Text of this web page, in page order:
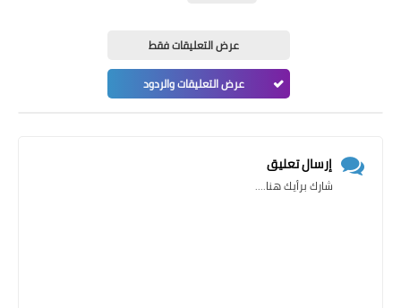
عرض التعليقات فقط
عرض التعليقات والردود
إرسال تعليق
شارك برأيك هنا....